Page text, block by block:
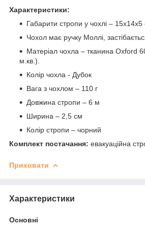
Характеристики:
Габарити стропи у чохлі – 15х14х5
Чохол має ручку Моллі,
Матеріал чохла – тканина Oxford
м.кв.).
Колір чохла - Дубок
Вага з чохлом – 110 г
Довжина стропи – 6 м
Ширина – 2,5 см
Колір стропи – чорний
Комплект постачання: евакуаційна
Приховати
Характеристики
Основні